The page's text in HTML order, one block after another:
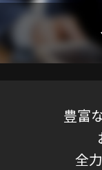
豊富
全